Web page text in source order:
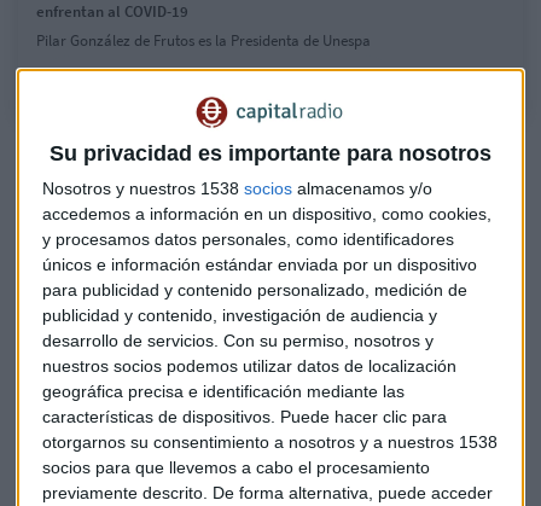
Su privacidad es importante para nosotros
Nosotros y nuestros 1538 socios almacenamos y/o
accedemos a información en un dispositivo, como cookies,
y procesamos datos personales, como identificadores
únicos e información estándar enviada por un dispositivo
para publicidad y contenido personalizado, medición de
publicidad y contenido, investigación de audiencia y
desarrollo de servicios. Con su permiso, nosotros y
nuestros socios podemos utilizar datos de localización
geográfica precisa e identificación mediante las
características de dispositivos. Puede hacer clic para
otorgarnos su consentimiento a nosotros y a nuestros 1538
socios para que llevemos a cabo el procesamiento
previamente descrito. De forma alternativa, puede acceder
enfrentan al COVID-19
Pilar González de Frutos es la Presidenta de Unespa
Los profesionales que contarán con esta protección serán
los médicos, enfermeros, auxiliares de enfermería,
celadores y personal de ambulancias que forman parte del
Sistema Nacional de Saludy se encuentren involucrados
directamente en la lucha contra el coronavirus.
Estarán cubiertos tanto aquellos que trabajan en
hospitales, clínicas y ambulatorios públicos, como los que lo
hacen en centros del sector privado. Este seguro colectivo
también protegerá a los médicos, enfermeros, auxiliares de
enfermería y celadores que trabajanpara residencias de
mayores; ya sean públicas o privadas.